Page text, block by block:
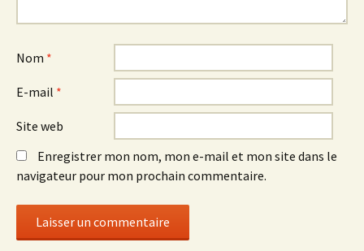
Nom *
E-mail *
Site web
Enregistrer mon nom, mon e-mail et mon site dans le
navigateur pour mon prochain commentaire.